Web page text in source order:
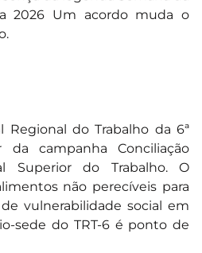
Regional do Trabalho da 6ª
da campanha Conciliação
Superior do Trabalho. O
não perecíveis para
vulnerabilidade social em
sede do TRT-6 é ponto de